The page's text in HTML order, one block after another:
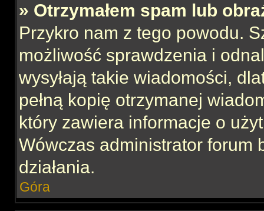
» Otrzymałem spam lub
Przykro nam z tego powodu.
możliwość sprawdzenia i
wysyłają takie wiadomości,
pełną kopię otrzymanej
który zawiera informacje o
Wówczas administrator forum
działania.
Góra